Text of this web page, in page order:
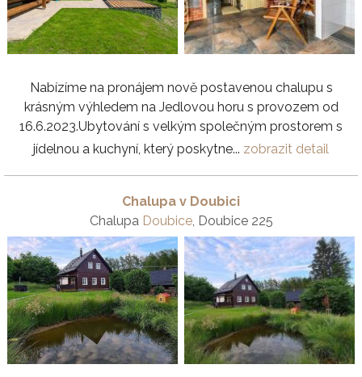
Nabízíme na pronájem nově postavenou chalupu s
krásným výhledem na Jedlovou horu s provozem od
16.6.2023.Ubytování s velkým společným prostorem s
jídelnou a kuchyní, který poskytne... zobrazit detail
Chalupa v Doubici
Chalupa Doubice, Doubice 225